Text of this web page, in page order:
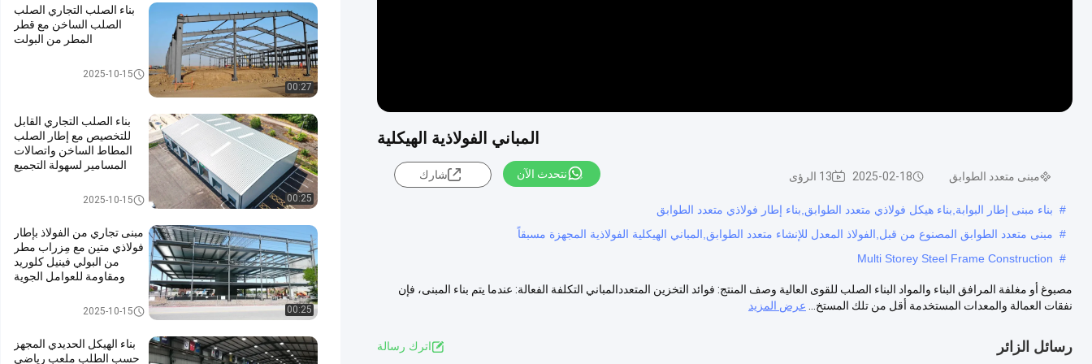
المباني الفولاذية الهيكلية
مبنى متعدد الطوابق 2025-02-18 13 الرؤى نتحدث الآن شارك
# بناء مبنى إطار البوابة,بناء هيكل فولاذي متعدد الطوابق,بناء إطار فولاذي متعدد الطوابق
# مبنى متعدد الطوابق المصنوع من قبل,الفولاذ المعدل للإنشاء متعدد الطوابق,المباني الهيكلية الفولاذية المجهزة مسبقاً
#
Multi Storey Steel Frame Construction
مصبوغ أو مغلفة المرافق البناء والمواد البناء الصلب للقوى العالية وصف المنتج: فوائد التخزين المتعددالمباني التكلفة الفعالة: عندما يتم بناء المبنى، فإن
نفقات العمالة والمعدات المستخدمة أقل من تلك المستخ...
عرض المزيد
رسائل الزائر اترك رسالة
00:27
بناء الصلب التجاري الصلب
الصلب الساخن مع قطر
المطر من البولت
بناء الصلب التجاري2025-10-15
00:25
بناء الصلب التجاري القابل
للتخصيص مع إطار الصلب
المطاط الساخن واتصالات
المسامير لسهولة التجميع
بناء الصلب التجاري2025-10-15
00:25
مبنى تجاري من الفولاذ بإطار
فولاذي متين مع مِزراب مطر
من البولي فينيل كلوريد
ومقاومة للعوامل الجوية
بناء الصلب التجاري2025-10-15
بناء الهيكل الحديدي المجهز
حسب الطلب ملعب رياضي